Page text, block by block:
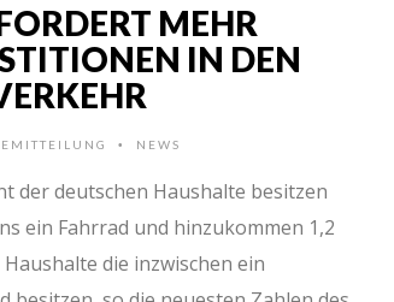
MEHR
IN DEN
• NEWS
der deutschen Haushalte besitzen
ein Fahrrad und hinzukommen 1,2
die inzwischen ein